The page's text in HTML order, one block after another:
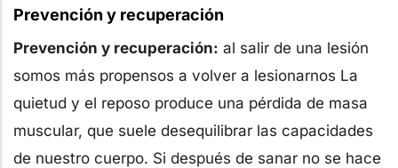
Prevención y recuperación
Prevención y recuperación: al salir de una lesión
somos más propensos a volver a lesionarnos La
quietud y el reposo produce una pérdida de masa
muscular, que suele desequilibrar las capacidades
de nuestro cuerpo. Si después de sanar no se hace